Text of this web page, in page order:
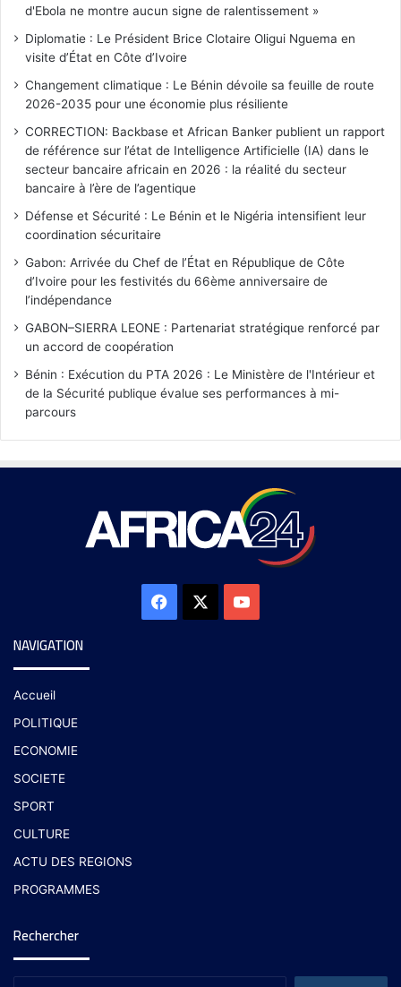
d'Ebola ne montre aucun signe de ralentissement »
Diplomatie : Le Président Brice Clotaire Oligui Nguema en
visite d’État en Côte d’Ivoire
Changement climatique : Le Bénin dévoile sa feuille de route
2026-2035 pour une économie plus résiliente
CORRECTION: Backbase et African Banker publient un rapport
de référence sur l’état de Intelligence Artificielle (IA) dans le
secteur bancaire africain en 2026 : la réalité du secteur
bancaire à l’ère de l’agentique
Défense et Sécurité : Le Bénin et le Nigéria intensifient leur
coordination sécuritaire
Gabon: Arrivée du Chef de l’État en République de Côte
d’Ivoire pour les festivités du 66ème anniversaire de
l’indépendance
GABON–SIERRA LEONE : Partenariat stratégique renforcé par
un accord de coopération
Bénin : Exécution du PTA 2026 : Le Ministère de l'Intérieur et
de la Sécurité publique évalue ses performances à mi-
parcours
NAVIGATION
Accueil
POLITIQUE
ECONOMIE
SOCIETE
SPORT
CULTURE
ACTU DES REGIONS
PROGRAMMES
Rechercher